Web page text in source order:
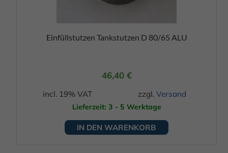
Einfüllstutzen Tankstutzen D 80/65 ALU
46,40 €
incl. 19% VAT zzgl. Versand
Lieferzeit: 3 - 5 Werktage
IN DEN WARENKORB